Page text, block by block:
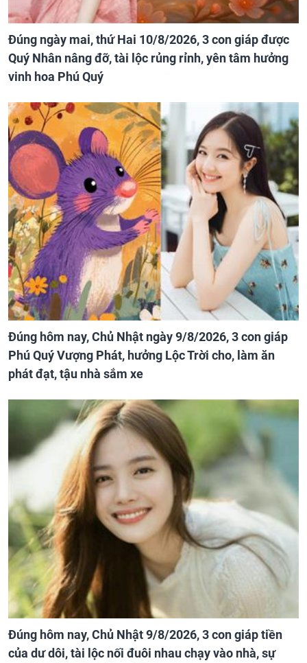
Đúng ngày mai, thứ Hai 10/8/2026, 3 con giáp được
Quý Nhân nâng đỡ, tài lộc rủng rỉnh, yên tâm hưởng
vinh hoa Phú Quý
Đúng hôm nay, Chủ Nhật ngày 9/8/2026, 3 con giáp
Phú Quý Vượng Phát, hưởng Lộc Trời cho, làm ăn
phát đạt, tậu nhà sắm xe
Đúng hôm nay, Chủ Nhật 9/8/2026, 3 con giáp tiền
của dư dôi, tài lộc nối đuôi nhau chạy vào nhà, sự